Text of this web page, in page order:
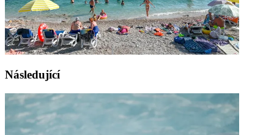
Následující